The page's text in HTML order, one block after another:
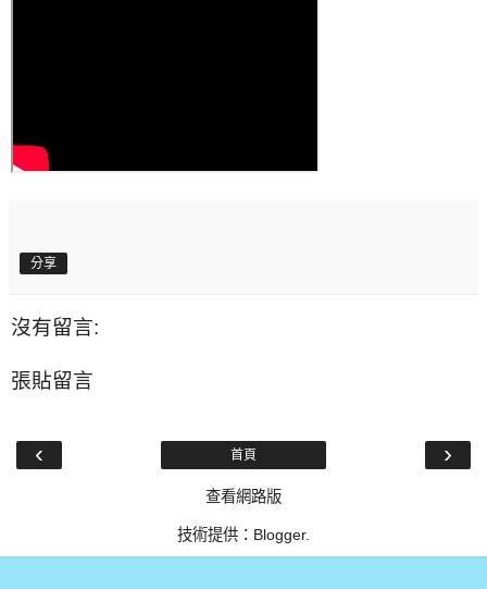
分享
沒有留言:
張貼留言
‹ ›
首頁
查看網路版
技術提供： Blogger.